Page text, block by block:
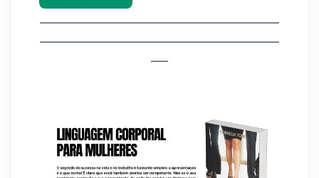
__________________________________________
__________________________________________
___